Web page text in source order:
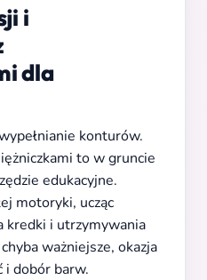
i
dla
konturów.
to w gruncie
edukacyjne.
motoryki, ucząc
kredki i utrzymywania
ważniejsze, okazja
i dobór barw.